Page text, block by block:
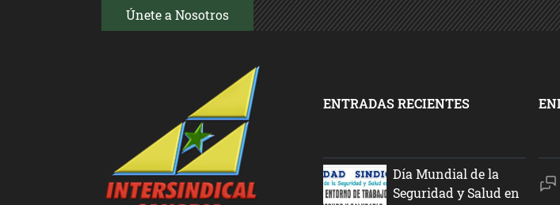
Únete a Nosotros
ENTRADAS RECIENTES
Día Mundial de la
Seguridad y Salud en